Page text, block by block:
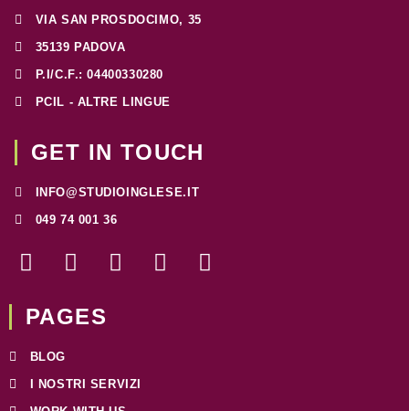
VIA SAN PROSDOCIMO, 35
35139 PADOVA
P.I/C.F.: 04400330280
PCIL - ALTRE LINGUE
GET IN TOUCH
INFO@STUDIOINGLESE.IT
049 74 001 36
a
e
b
o
o
n
t
a
r
w
r
h
i
PAGES
BLOG
I NOSTRI SERVIZI